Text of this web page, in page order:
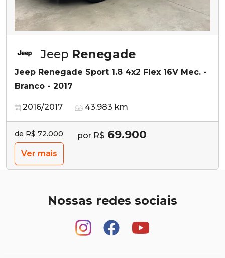
Jeep Renegade
Jeep Renegade Sport 1.8 4x2 Flex 16V Mec. -
Branco - 2017
2016/2017 43.983 km
de R$ 72.000 por R$ 69.900
Ver mais
Nossas redes sociais